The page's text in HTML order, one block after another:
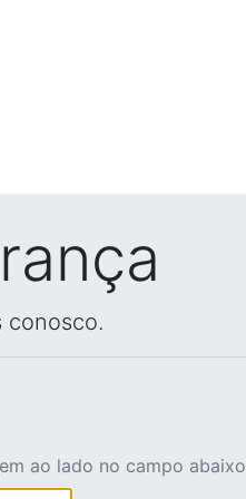
conosco.
ao lado no campo abaixo